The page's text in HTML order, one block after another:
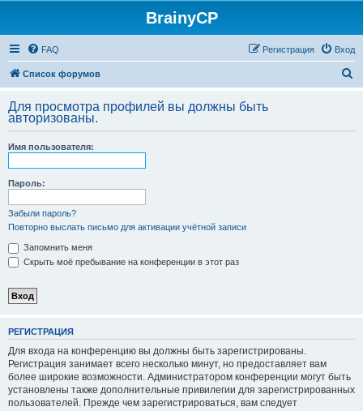
BrainyCP
FAQ Вход
Регистрация
Список форумов
с
Для просмотра профилей вы должны быть
авторизованы.
Имя пользователя:
Пароль:
Забыли пароль?
Повторно выслать письмо для активации учётной записи
Запомнить меня
Скрыть моё пребывание на конференции в этот раз
РЕГИСТРАЦИЯ
Для входа на конференцию вы должны быть зарегистрированы.
Регистрация занимает всего несколько минут, но предоставляет вам
более широкие возможности. Администратором конференции могут быть
установлены также дополнительные привилегии для зарегистрированных
пользователей. Прежде чем зарегистрироваться, вам следует